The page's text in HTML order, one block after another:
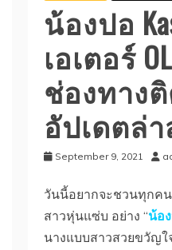
น้องปอ
เอเตอร์
ช่องทาง
อัปเดตล่
September 9, 2021
วันนี้อยากจะชวนทุกค
สาวหุ่นแซ่บ อย่าง “น้อ
นางแบบสาวสวยขวัญใ